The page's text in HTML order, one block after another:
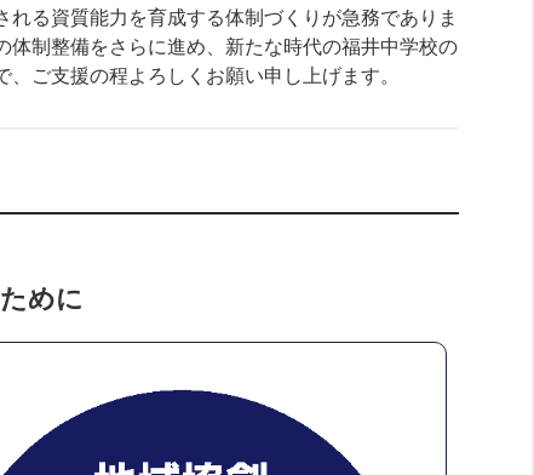
れる資質能力を育成する体制づくりが急務でありま
体制整備をさらに進め、新たな時代の福井中学校の
、ご支援の程よろしくお願い申し上げます。
めに